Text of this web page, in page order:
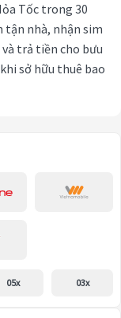
Tốc trong 30
tận nhà, nhận sim
trả tiền cho bưu
sở hữu thuê bao
05x 03x